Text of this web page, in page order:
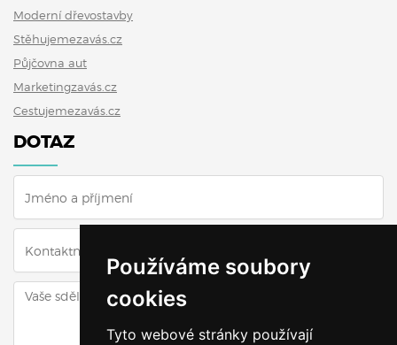
Používáme soubory
cookies
Tyto webové stránky používají
Moderní dřevostavby
Stěhujemezavás.cz
Půjčovna aut
Marketingzavás.cz
Cestujemezavás.cz
DOTAZ